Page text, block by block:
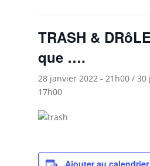
TRASH &
que ….
28 janvier 2022 - 21h00/ 30
17h00
Ajouter au calendrier